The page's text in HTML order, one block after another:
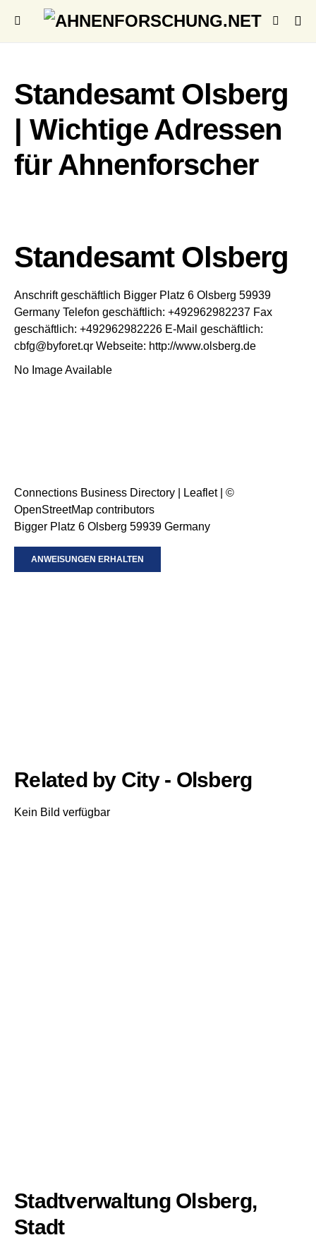
Standesamt Olsberg
| Wichtige Adressen
für Ahnenforscher
Standesamt Olsberg
Anschrift geschäftlich Bigger Platz 6 Olsberg 59939
Germany Telefon geschäftlich: +492962982237 Fax
geschäftlich: +492962982226 E-Mail geschäftlich:
cbfg@byforet.qr Webseite: http://www.olsberg.de
No Image Available
Connections Business Directory Leaflet| ©
OpenStreetMap contributors
Bigger Platz 6 Olsberg 59939 Germany
ANWEISUNGEN ERHALTEN
Related by City - Olsberg
Kein Bild verfügbar
Stadtverwaltung Olsberg,
Stadt